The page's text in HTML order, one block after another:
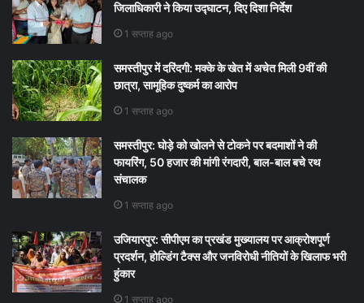
जिलाधिकारी ने किया उद्घाटन, दिए दिशा निर्देश
1 सप्ताह ago
समस्तीपुर में दरिंदगी: मक्के के खेत में अचेत मिली 9वीं की
छात्रा, सामूहिक दुष्कर्म का आरोप
1 सप्ताह ago
समस्तीपुर: घोड़े को खोलने से टोकने पर बदमाशों ने की
फायरिंग, 50 हजार की मांगी रंगदारी, बाल-बाल बचे रथ
संचालक
1 सप्ताह ago
उजियारपुर: सीपीएम का प्रखंड मुख्यालय पर आक्रोशपूर्ण
प्रदर्शन, होल्डिंग टैक्स और जनविरोधी नीतियों के खिलाफ भरी
हुंकार
1 सप्ताह ago